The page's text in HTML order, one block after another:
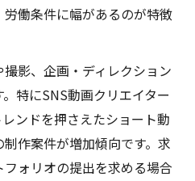
働条件に幅があるのが特徴
影、企画・ディレクション
特にSNS動画クリエイター
ンドを押さえたショート動
作案件が増加傾向です。求
ォリオの提出を求める場合